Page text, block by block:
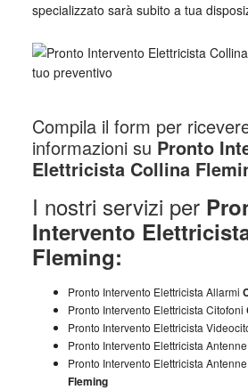
specializzato sarà subito a tua
Compila il form per
informazioni su Pronto
Elettricista Collina
I nostri servizi per
Intervento
Fleming:
Pronto Intervento Elettricista Allarmi
Pronto Intervento Elettricista Citofoni
Pronto Intervento Elettricista
Pronto Intervento Elettricista Antenne
Pronto Intervento Elettricista
Fleming